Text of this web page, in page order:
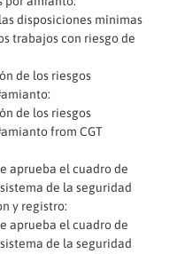
disposiciones mínimas
trabajos con riesgo de
de los riesgos
de los riesgos
from CGT
aprueba el cuadro de
de la seguridad
y registro:
aprueba el cuadro de
de la seguridad